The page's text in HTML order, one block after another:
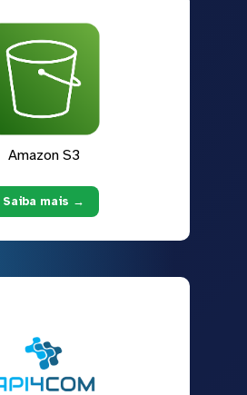
Amazon S3
Saiba mais →